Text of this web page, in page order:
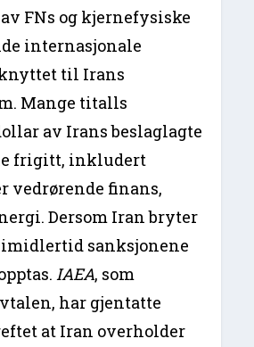
FNs og kjernefysiske
internasjonale
til Irans
Mange titalls
av Irans beslaglagte
frigitt, inkludert
vedrørende finans,
Dersom Iran bryter
sanksjonene
IAEA, som
har gjentatte
at Iran overholder